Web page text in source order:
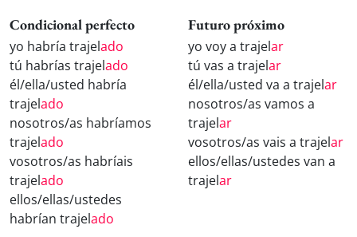
Condicional perfecto
yo habría trajelado
tú habrías trajelado
él/ella/usted habría
trajelado
nosotros/as habríamos
trajelado
vosotros/as habríais
trajelado
ellos/ellas/ustedes
habrían trajelado
Futuro próximo
yo voy a trajelar
tú vas a trajelar
él/ella/usted va a trajelar
nosotros/as vamos a
trajelar
vosotros/as vais a trajelar
ellos/ellas/ustedes van a
trajelar